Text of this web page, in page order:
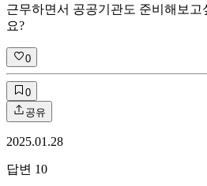
근무하면서 공공기관도 준비해보
요?
0
0
공유
2025.01.28
답변 10